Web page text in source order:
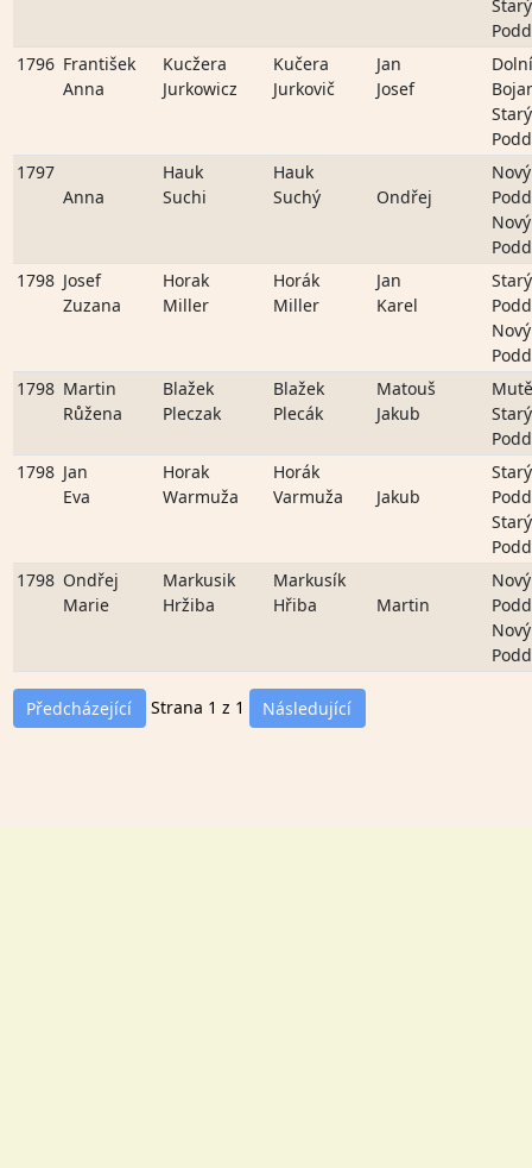
Starý
1796 František
Anna
Kucžera
Jurkowicz
Kučera
Jurkovič
Jan
Josef
Dolní
Starý
1797
Anna
Hauk
Suchi
Hauk
Suchý
Ondřej
Nový
Nový
1798 Josef
Zuzana
Horak
Miller
Horák
Miller
Jan
Karel
Starý
Nový
1798 Martin
Růžena
Blažek
Pleczak
Blažek
Plecák
Matouš
Jakub
Starý
1798 Jan
Eva
Horak
Warmuža
Horák
Varmuža
Jakub
Starý
Starý
1798 Ondřej
Marie
Markusik
Hržiba
Markusík
Hřiba
Martin
Nový
Nový
Předcházející Strana 1 z 1 Následující